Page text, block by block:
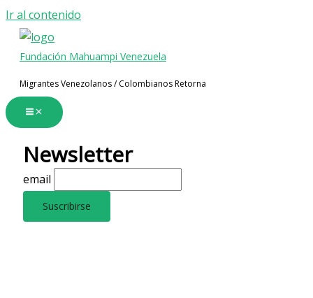
Ir al contenido
Fundación Mahuampi Venezuela
Migrantes Venezolanos / Colombianos Retorna
Newsletter
email